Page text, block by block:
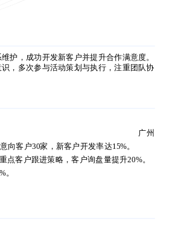
护，成功开发新客户并提升合作满意度。
，多次参与活动策划与执行，注重团队协
广州
客户30家，新客户开发率达15%。
客户跟进策略，客户询盘量提升20%。
护，成功开发新客户并提升合作满意度。
，多次参与活动策划与执行，注重团队协
客户30家，新客户开发率达15%。
客户跟进策略，客户询盘量提升20%。